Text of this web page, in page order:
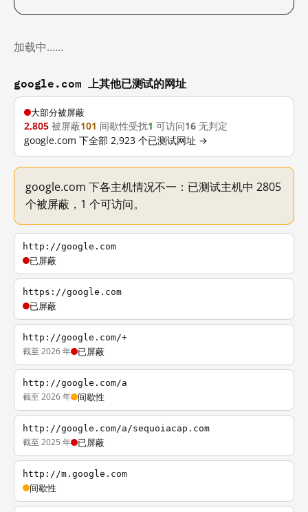
加载中……
google.com 上其他已测试的网址
大部分被屏蔽
2,805 被屏蔽101 间歇性受扰1 可访问16 无判定
google.com 下全部 2,923 个已测试网址 →
google.com 下各主机情况不一：已测试主机中 2805
个被屏蔽，1 个可访问。
http://google.com
已屏蔽
https://google.com
已屏蔽
http://google.com/+
截至 2026 年 已屏蔽
http://google.com/a
截至 2026 年 间歇性
http://google.com/a/sequoiacap.com
截至 2025 年 已屏蔽
http://m.google.com
间歇性